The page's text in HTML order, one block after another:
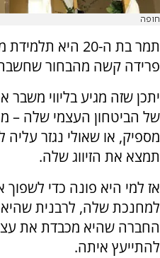
חופה
תמר בת ה-20 היא
פרידה קשה מהבחור
יתכן שזה מגיע בליווי משבר
של הביטחון העצמי שלה –
מספיק, או שאולי נגזר
תמצא את הזיווג שלה.
אז למי היא פונה כדי לשפוך
למחנכת שלה, לרבנית
החברה שהיא מכבדת את
להתייעץ איתה.